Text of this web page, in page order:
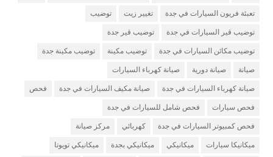
تعبئة فريون السيارات في جدة تغيير زيت توضيب
توضيب قير السيارات في جدة توضيب قير جدة
توضيب مكائن السيارات في جدة توضيب مكينة توضيب مكينة جدة
صيانة صيانة دورية صيانة كهرباء السيارات
صيانة كهرباء السيارات في جدة صيانة مكيف السيارات في جدة فحص
فحص سيارات فحص شامل للسيارات في جدة
فحص كمبيوتر السيارات في جدة كهربائي مركز صيانة
ميكانيكا سيارات ميكانيكي ميكانيكي بجدة ميكانيكي تويوتا